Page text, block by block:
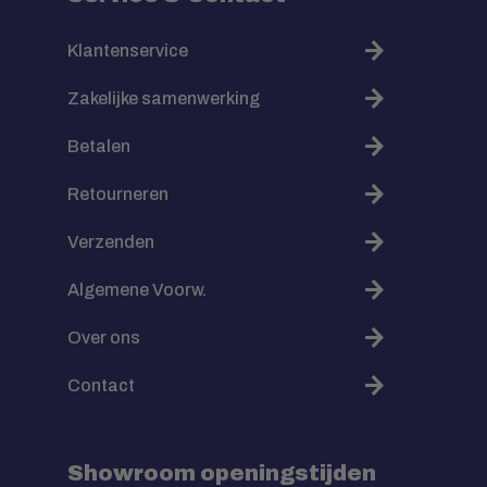
Klantenservice
Zakelijke samenwerking
Betalen
Retourneren
Verzenden
Algemene Voorw.
Over ons
Contact
Showroom openingstijden